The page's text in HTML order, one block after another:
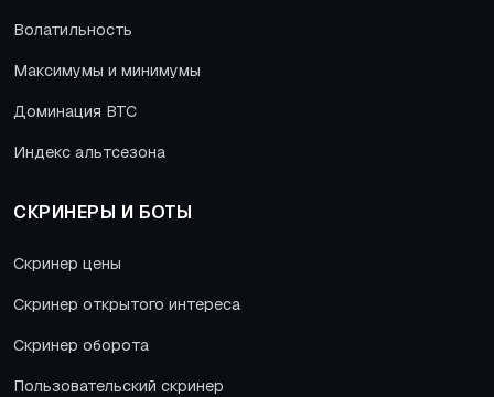
Волатильность
Максимумы и минимумы
Доминация BTC
Индекс альтсезона
СКРИНЕРЫ И БОТЫ
Скринер цены
Скринер открытого интереса
Скринер оборота
Пользовательский скринер